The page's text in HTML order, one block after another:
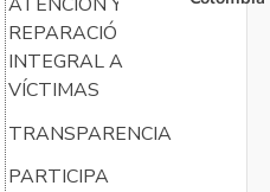
REPARACIÓN
INTEGRAL A
VÍCTIMAS
TRANSPARENCIA
PARTICIPA